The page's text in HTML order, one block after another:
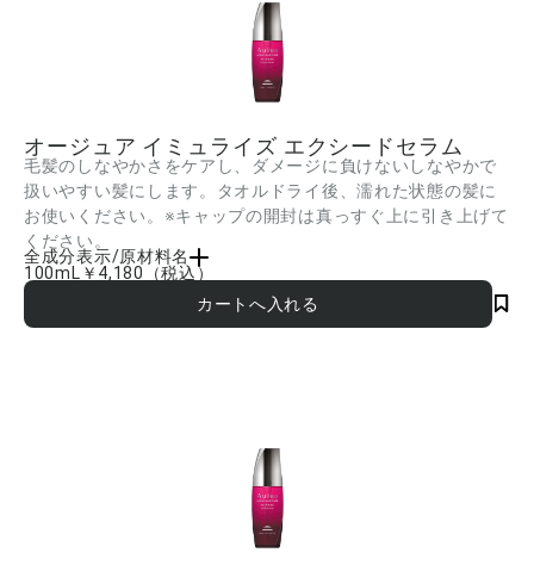
オージュア イミュライズ エクシードセラム
毛髪のしなやかさをケアし、ダメージに負けないしなやかで
扱いやすい髪にします。タオルドライ後、濡れた状態の髪に
お使いください。※キャップの開封は真っすぐ上に引き上げて
ください。
全成分表示/原材料名
シクロメチコン、ジメチコン、イソノナン酸イソトリデシル、PEG-20、トレハロー
ス、ビサボロール、グルコシルヘスペリジン、カルボキシメチルアラニルジスルフィ
ドケラチン(羊毛)、ロイシン、アルガニアスピノサ核油、スクワラン、ミネラルオイ
100mL ￥4,180 （税込）